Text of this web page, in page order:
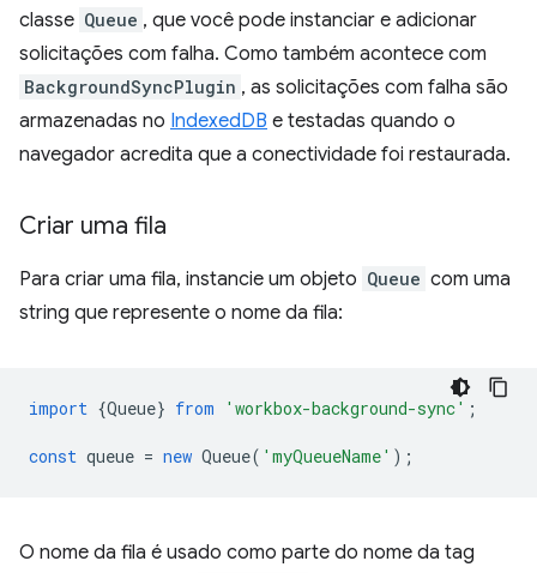
classe Queue , que você pode instanciar e adicionar
solicitações com falha. Como também acontece com
BackgroundSyncPlugin , as solicitações com falha são
armazenadas no IndexedDB e testadas quando o
navegador acredita que a conectividade foi restaurada.
Criar uma fila
Para criar uma fila, instancie um objeto Queue com uma
string que represente o nome da fila:
import {Queue} from 'workbox-background-sync' ;
const queue = new Queue( 'myQueueName' );
O nome da fila é usado como parte do nome da tag